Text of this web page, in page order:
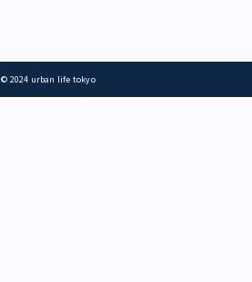
© 2024 urban life tokyo